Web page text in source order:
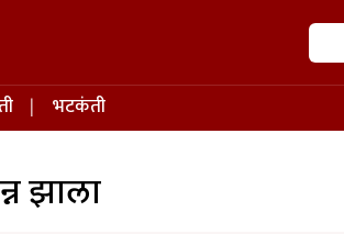
शोध
भटकंती
झाला